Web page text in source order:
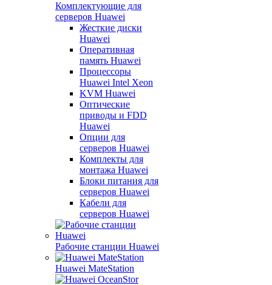
Комплектующие для
серверов Huawei
Жесткие диски
Huawei
Оперативная
память Huawei
Процессоры
Huawei Intel Xeon
KVM Huawei
Оптические
приводы и FDD
Huawei
Опции для
серверов Huawei
Комплекты для
монтажа Huawei
Блоки питания для
серверов Huawei
Кабели для
серверов Huawei
Рабочие станции Huawei
Huawei MateStation